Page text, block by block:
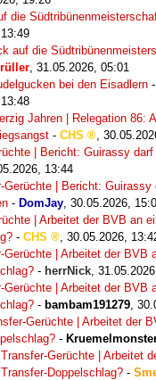
die
auf die
31.05.2026, 05:01
bei den Eisadlern -
Jahren | Relegation 86:
- CHS
| Bericht: Guirassy
13:44
Gerüchte | Bericht: Guirassy
- DomJay 30.05.2026,
| Arbeitet der BVB an
- CHS
30.05.2026,
Gerüchte | Arbeitet der BVB
- herrNick
Gerüchte | Arbeitet der BVB
- bambam191279
Gerüchte | Arbeitet der
-
Transfer-Gerüchte | Arbeitet
Transfer-Doppelschlag? -